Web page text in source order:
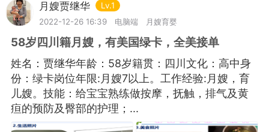
每日任务 签到有奖
华人资讯
阅读洛杉矶新闻
华人论坛
加入社区交流
月嫂贾继华
Lv.1
2022-12-26 16:39
电脑端 月嫂育婴
58岁四川籍月嫂，有美国绿卡，全美接单
姓名：贾继华年龄：58岁籍贯：四川文化：高中身
份：绿卡岗位年限:月嫂7以上。工作经验:月嫂，育
儿嫂。技能：给宝宝熟练做按摩，抚触，排气及黄
疸的预防及臀部的护理；...